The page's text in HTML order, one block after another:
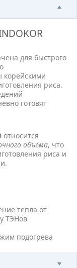
для быстрого
корейскими
риса.
готовят
относится
объёма, что
риса и
тепла от
ТЭНов
подогрева